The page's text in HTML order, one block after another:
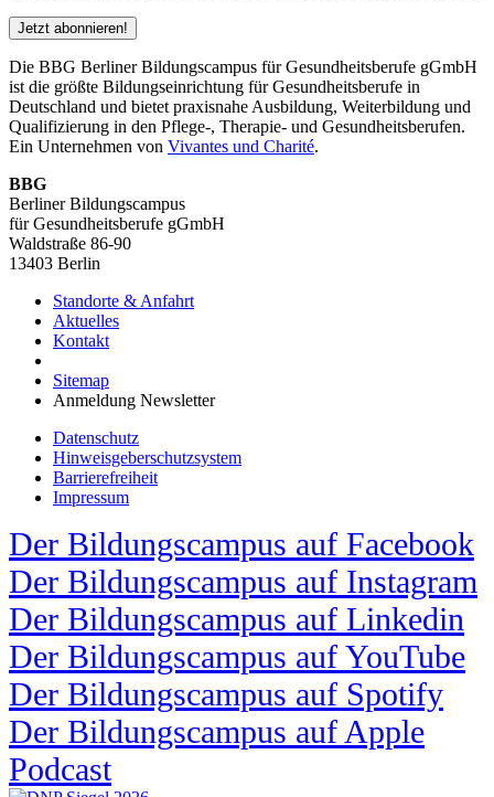
Jetzt abonnieren!
Die BBG Berliner Bildungscampus für Gesundheitsberufe gGmbH
ist die größte Bildungseinrichtung für Gesundheitsberufe in
Deutschland und bietet praxisnahe Ausbildung, Weiterbildung und
Qualifizierung in den Pflege-, Therapie- und Gesundheitsberufen.
Ein Unternehmen von Vivantes und Charité.
BBG
Berliner Bildungscampus
für Gesundheitsberufe gGmbH
Waldstraße 86-90
13403 Berlin
Standorte & Anfahrt
Aktuelles
Kontakt
Sitemap
Anmeldung Newsletter
Datenschutz
Hinweisgeberschutzsystem
Barrierefreiheit
Impressum
Der Bildungscampus auf Facebook
Der Bildungscampus auf Instagram
Der Bildungscampus auf Linkedin
Der Bildungscampus auf YouTube
Der Bildungscampus auf Spotify
Der Bildungscampus auf Apple
Podcast